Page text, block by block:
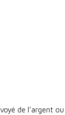
de l’argent